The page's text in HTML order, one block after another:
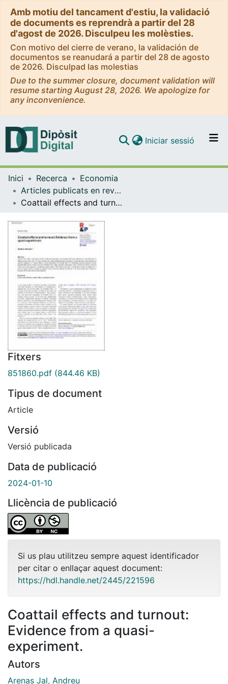
Amb motiu del tancament d'estiu, la validació
de documents es reprendrà a partir del 28
d'agost de 2026. Disculpeu les molèsties.
Con motivo del cierre de verano, la validación de
documentos se reanudará a partir del 28 de agosto
de 2026. Disculpad las molestias
Due to the summer closure, document validation will
resume starting August 28, 2026. We apologize for
any inconvenience.
Navega per tot el DD
Iniciar sessió (current)
Inici Recerca
Economia
Articles publicats en revistes (Economia)
Coattail effects and turnout: Evidence from a quasi-experiment.
Fitxers
851860.pdf (844.46 KB)
Tipus de document
Article
Versió
Versió publicada
Data de publicació
2024-01-10
Llicència de publicació
Si us plau utilitzeu sempre aquest identificador
per citar o enllaçar aquest document:
https://hdl.handle.net/2445/221596
Coattail effects and turnout:
Evidence from a quasi-
experiment.
Autors
Arenas Jal, Andreu